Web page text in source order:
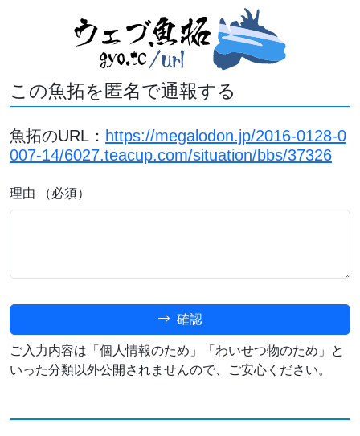
この魚拓を匿名で通報する
魚拓のURL： https://megalodon.jp/2016-0128-0
007-14/6027.teacup.com/situation/bbs/37326
理由 （必須）
確認
ご入力内容は「個人情報のため」「わいせつ物のため」と
いった分類以外公開されませんので、ご安心ください。